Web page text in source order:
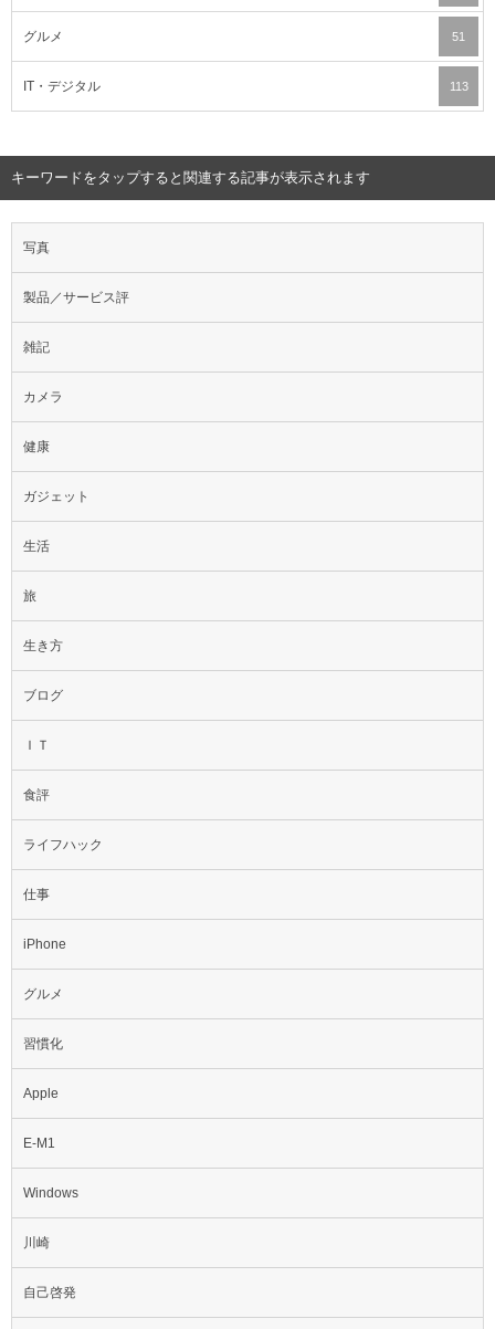
グルメ 51
IT・デジタル 113
キーワードをタップすると関連する記事が表示されます
写真
製品／サービス評
雑記
カメラ
健康
ガジェット
生活
旅
生き方
ブログ
ＩＴ
食評
ライフハック
仕事
iPhone
グルメ
習慣化
Apple
E-M1
Windows
川崎
自己啓発